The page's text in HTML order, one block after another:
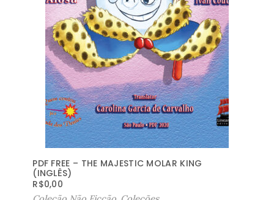
PDF FREE – THE MAJESTIC MOLAR KING
(INGLÊS)
R$0,00